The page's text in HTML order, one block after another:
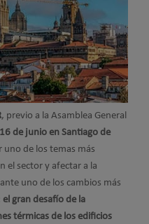
, previo a la Asamblea General
16 de junio en Santiago de
de los temas más
el sector y afectar a la
uno de los cambios más
el gran desafío de la
térmicas de los edificios